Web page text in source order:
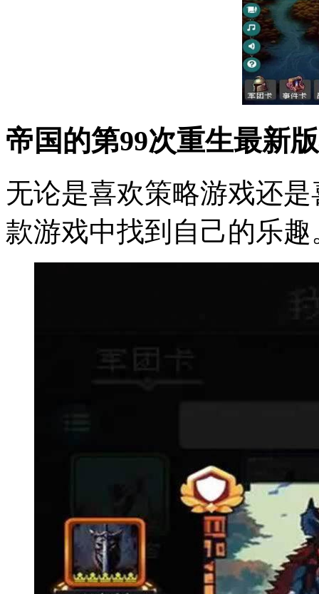
帝国的第99次重生最新
无论是喜欢策略游戏还
款游戏中找到自己的乐趣